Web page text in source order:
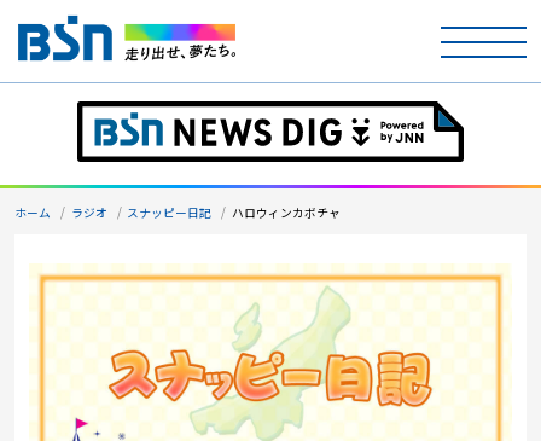
ホーム
テレビ
アナウンサー
イベント
ニュース
ホーム ラジオ スナッピー日記 ハロウィンカボチャ